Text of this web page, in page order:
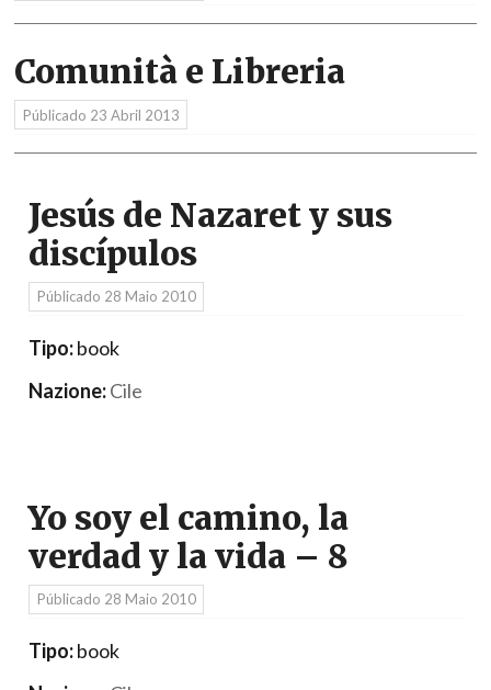
Comunità e Libreria
Públicado 23 Abril 2013
Jesús de Nazaret y sus
discípulos
Públicado 28 Maio 2010
Tipo:book
Nazione:Cile
Yo soy el camino, la
verdad y la vida – 8
Públicado 28 Maio 2010
Tipo:book